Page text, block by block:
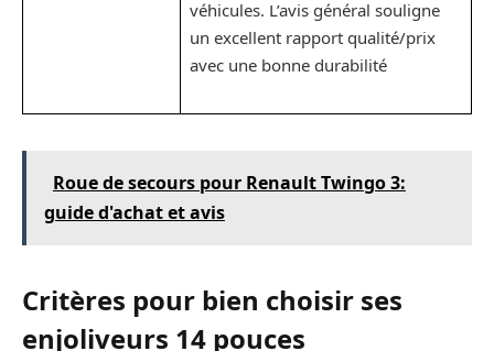
véhicules. L’avis général souligne
un excellent rapport qualité/prix
avec une bonne durabilité
Roue de secours pour Renault Twingo 3:
guide d'achat et avis
Critères pour bien choisir ses
enjoliveurs 14 pouces